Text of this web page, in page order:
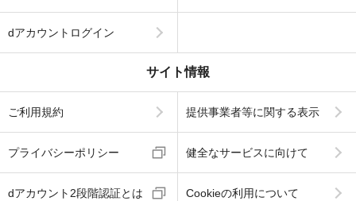
dアカウントログイン
サイト情報
ご利用規約 提供事業者等に関する表示
プライバシーポリシー 健全なサービスに向けて
dアカウント2段階認証とは Cookieの利用について